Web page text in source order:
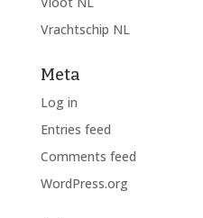
Vrachtschip NL
Meta
Log in
Entries feed
Comments feed
WordPress.org